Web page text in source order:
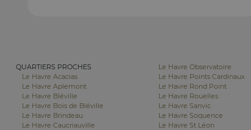
QUARTIERS PROCHES
Le Havre Acacias
Le Havre Aplemont
Le Havre Bléville
Le Havre Bois de Bléville
Le Havre Brindeau
Le Havre Caucriauville
Le Havre Observatoire
Le Havre Points Cardinaux
Le Havre Rond Point
Le Havre Rouelles
Le Havre Sanvic
Le Havre Soquence
Le Havre St Léon